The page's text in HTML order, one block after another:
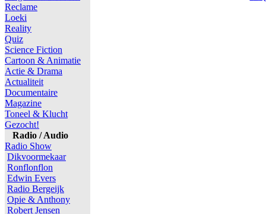
Reclame
Loeki
Reality
Quiz
Science Fiction
Cartoon & Animatie
Actie & Drama
Actualiteit
Documentaire
Magazine
Toneel & Klucht
Gezocht!
Radio / Audio
Radio Show
Dikvoormekaar
Ronflonflon
Edwin Evers
Radio Bergeijk
Opie & Anthony
Robert Jensen